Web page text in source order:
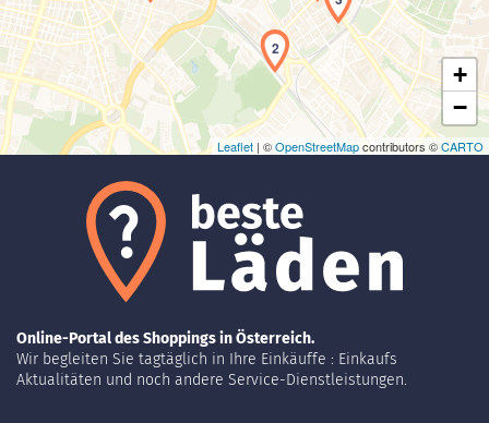
2
+
−
Leaflet | ©OpenStreetMapcontributors ©CARTO
Online-Portal des Shoppings in Österreich.
Wir begleiten Sie tagtäglich in Ihre Einkäuffe : Einkaufs
Aktualitäten und noch andere Service-Dienstleistungen.